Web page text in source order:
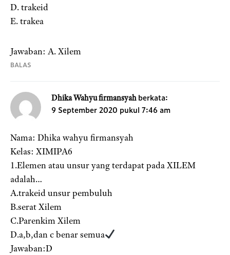
D. trakeid
E. trakea
Jawaban: A. Xilem
BALAS
Dhika Wahyu firmansyah berkata:
9 September 2020 pukul 7:46 am
Nama: Dhika wahyu firmansyah
Kelas: XIMIPA6
1.Elemen atau unsur yang terdapat pada XILEM
adalah…
A.trakeid unsur pembuluh
B.serat Xilem
C.Parenkim Xilem
D.a,b,dan c benar semua
Jawaban:D